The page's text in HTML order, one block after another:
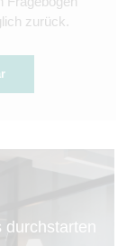
zurück.
durchstarten